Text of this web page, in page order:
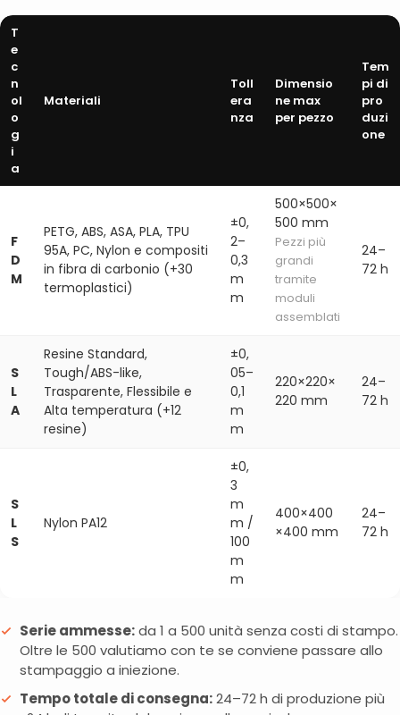
T
e
c
n
ol
o
g
i
a
Materiali
Toll
era
nza
Dimensio
ne max
per pezzo
Tem
pi di
pro
duzi
one
F
D
M
PETG, ABS, ASA, PLA, TPU
95A, PC, Nylon e compositi
in fibra di carbonio (+30
termoplastici)
±0,
2–
0,3
m
m
500×500×
500 mm
Pezzi più
grandi
tramite
moduli
assemblati
24–
72 h
S
L
A
Resine Standard,
Tough/ABS-like,
Trasparente, Flessibile e
Alta temperatura (+12
resine)
±0,
05–
0,1
m
m
220×220×
220 mm
24–
72 h
S
L
S
Nylon PA12
±0,
3
m
m /
100
m
m
400×400
×400 mm
24–
72 h
Serie ammesse:da 1 a 500 unità senza costi di stampo.
Oltre le 500 valutiamo con te se conviene passare allo
stampaggio a iniezione.
Tempo totale di consegna:24–72 h di produzione più